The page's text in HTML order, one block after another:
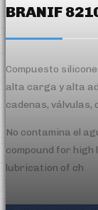
BRANIF
Compuesto
alta carga y alta
cadenas, válvulas,
No contamina el
compound for high
lubrication of ch